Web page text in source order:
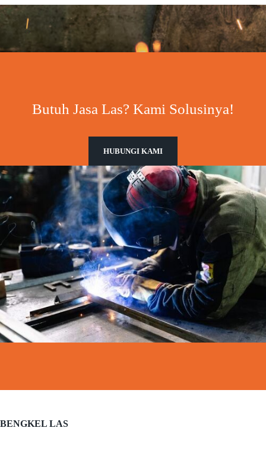
Butuh Jasa Las? Kami Solusinya!
HUBUNGI KAMI
BENGKEL LAS